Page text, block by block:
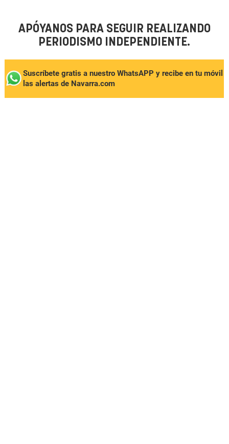
APÓYANOS PARA SEGUIR REALIZANDO
PERIODISMO INDEPENDIENTE.
Suscríbete gratis a nuestro WhatsAPP y recibe en tu móvil
las alertas de Navarra.com